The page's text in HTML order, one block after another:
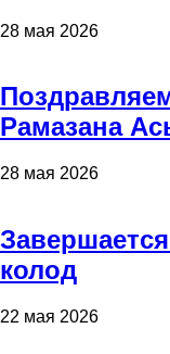
28 мая 2026
Рамазана
28 мая 2026
колод
22 мая 2026